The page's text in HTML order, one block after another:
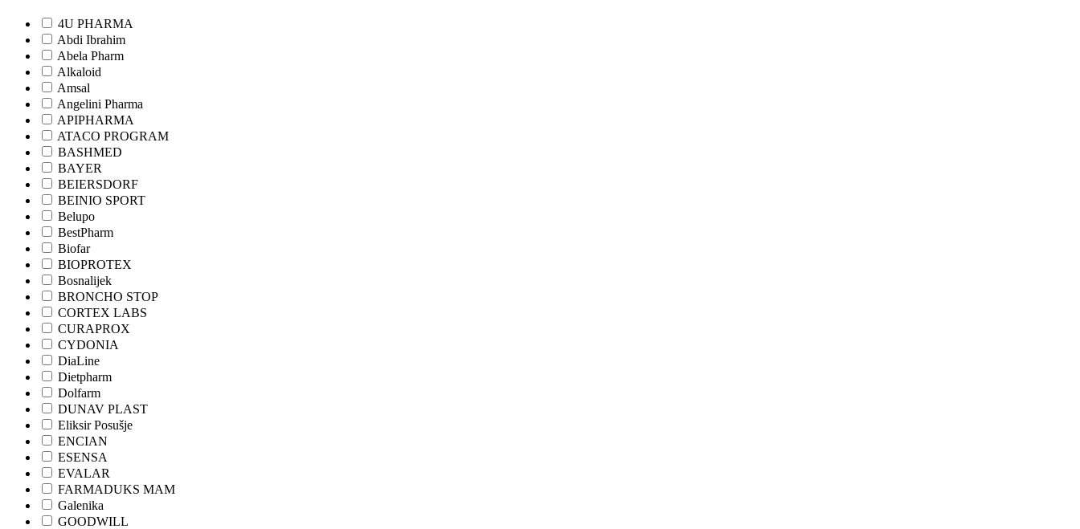
4U PHARMA
Abdi Ibrahim
Abela Pharm
Alkaloid
Amsal
Angelini Pharma
APIPHARMA
ATACO PROGRAM
BASHMED
BAYER
BEIERSDORF
BEINIO SPORT
Belupo
BestPharm
Biofar
BIOPROTEX
Bosnalijek
BRONCHO STOP
CORTEX LABS
CURAPROX
CYDONIA
DiaLine
Dietpharm
Dolfarm
DUNAV PLAST
Eliksir Posušje
ENCIAN
ESENSA
EVALAR
FARMADUKS MAM
Galenika
GOODWILL